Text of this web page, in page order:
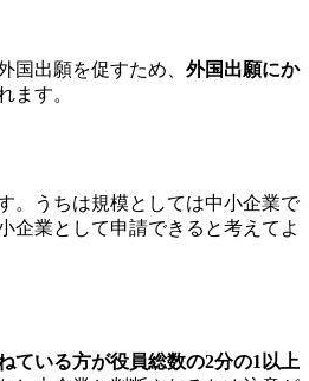
国出願を促すため、 外国出願にか
ます。
。うちは規模としては中小企業で
企業として申請できると考えてよ
ている方が役員総数の2分の1以上